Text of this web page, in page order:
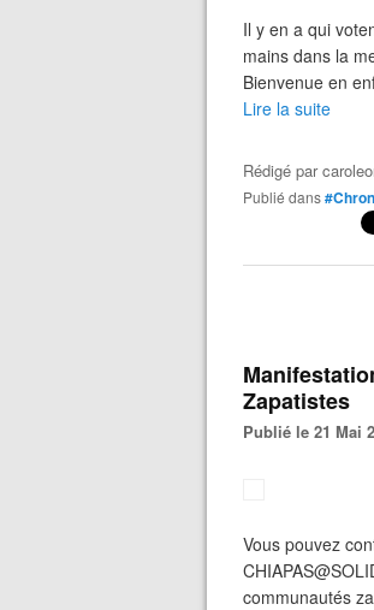
Il y en a qui
mains dans la
Bienvenue en
Lire la suite
Rédigé par
Publié dans
Zapatistes
Publié le 21 Mai
Vous pouvez
communautés